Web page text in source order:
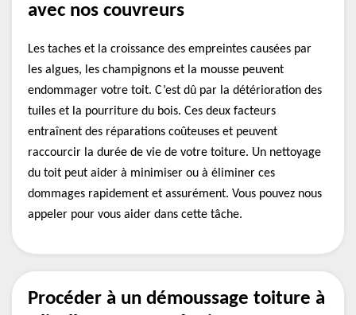
avec nos couvreurs
Les taches et la croissance des empreintes causées par
les algues, les champignons et la mousse peuvent
endommager votre toit. C’est dû par la détérioration des
tuiles et la pourriture du bois. Ces deux facteurs
entraînent des réparations coûteuses et peuvent
raccourcir la durée de vie de votre toiture. Un nettoyage
du toit peut aider à minimiser ou à éliminer ces
dommages rapidement et assurément. Vous pouvez nous
appeler pour vous aider dans cette tâche.
Procéder à un démoussage toiture à